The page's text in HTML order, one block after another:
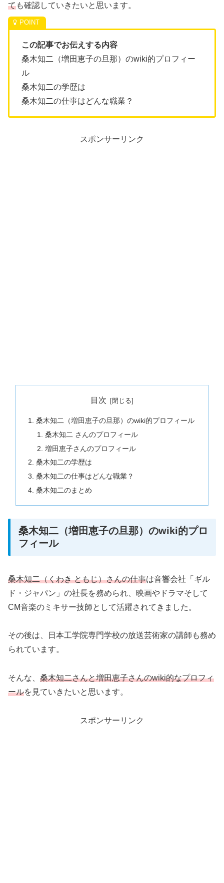
ても確認していきたいと思います。
この記事でお伝えする内容
桑木知二（増田恵子の旦那）のwiki的プロフィー
ル
桑木知二の学歴は
桑木知二の仕事はどんな職業？
スポンサーリンク
目次
桑木知二（増田恵子の旦那）のwiki的プロフィール
桑木知二 さんのプロフィール
増田恵子さんのプロフィール
桑木知二の学歴は
桑木知二の仕事はどんな職業？
桑木知二のまとめ
桑木知二（増田恵子の旦那）のwiki的プロ
フィール
桑木知二（くわき ともじ）さんの仕事は音響会社「ギル
ド・ジャパン」の社長を務められ、映画やドラマそして
CM音楽のミキサー技師として活躍されてきました。
その後は、日本工学院専門学校の放送芸術家の講師も務め
られています。
そんな、 桑木知二さんと増田恵子さんのwiki的なプロフィ
ールを見ていきたいと思います。
スポンサーリンク